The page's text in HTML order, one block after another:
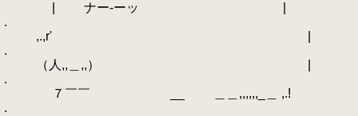
| ナー-ーッ |
.
,.,r' |
.
（人,,＿,,） |
.
７￣￣ __ ＿＿,,,,,,_＿ ,.!
.